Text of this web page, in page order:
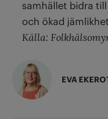
samhället bidra
och ökad
Källa:
EVA